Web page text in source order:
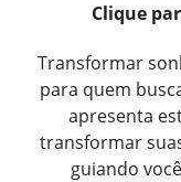
Clique
Transformar
para quem
apresenta
transformar
guiando